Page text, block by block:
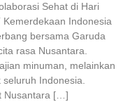
Sehat di Hari
Indonesia
bersama Garuda
rasa Nusantara.
minuman, melainkan
Indonesia.
Nusantara […]